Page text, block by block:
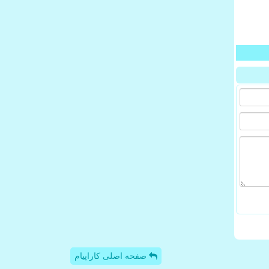
صفحه اصلی کاراپیام